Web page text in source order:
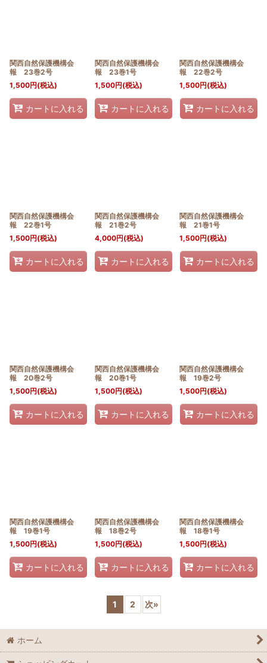
関西自然保護機構会
報 23巻2号
1,500円(税込)
カートに入れる
関西自然保護機構会
報 23巻1号
1,500円(税込)
カートに入れる
関西自然保護機構会
報 22巻2号
1,500円(税込)
カートに入れる
関西自然保護機構会
報 22巻1号
1,500円(税込)
カートに入れる
関西自然保護機構会
報 21巻2号
4,000円(税込)
カートに入れる
関西自然保護機構会
報 21巻1号
1,500円(税込)
カートに入れる
関西自然保護機構会
報 20巻2号
1,500円(税込)
カートに入れる
関西自然保護機構会
報 20巻1号
1,500円(税込)
カートに入れる
関西自然保護機構会
報 19巻2号
1,500円(税込)
カートに入れる
関西自然保護機構会
報 19巻1号
1,500円(税込)
カートに入れる
関西自然保護機構会
報 18巻2号
1,500円(税込)
カートに入れる
関西自然保護機構会
報 18巻1号
1,500円(税込)
カートに入れる
1 2 次»
ホーム